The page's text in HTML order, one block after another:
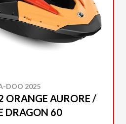
DOO 2025
ORANGE AURORE /
DRAGON 60